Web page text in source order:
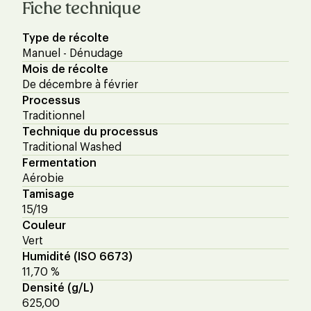
Fiche technique
Type de récolte
Manuel - Dénudage
Mois de récolte
De décembre à février
Processus
Traditionnel
Technique du processus
Traditional Washed
Fermentation
Aérobie
Tamisage
15/19
Couleur
Vert
Humidité (ISO 6673)
11,70 %
Densité (g/L)
625,00